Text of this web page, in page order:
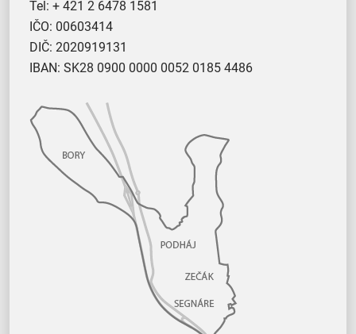
Tel: + 421 2 6478 1581
IČO: 00603414
DIČ: 2020919131
IBAN: SK28 0900 0000 0052 0185 4486